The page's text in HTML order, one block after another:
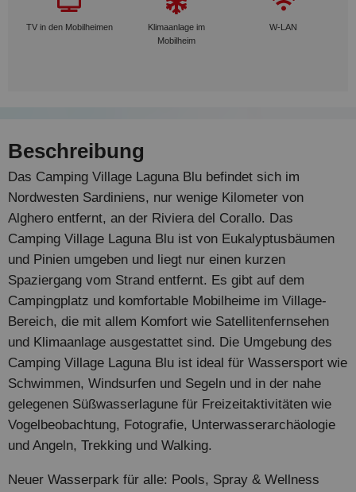
TV in den Mobilheimen
Klimaanlage im
Mobilheim
W-LAN
Beschreibung
Das Camping Village Laguna Blu befindet sich im
Nordwesten Sardiniens, nur wenige Kilometer von
Alghero entfernt, an der Riviera del Corallo. Das
Camping Village Laguna Blu ist von Eukalyptusbäumen
und Pinien umgeben und liegt nur einen kurzen
Spaziergang vom Strand entfernt. Es gibt auf dem
Campingplatz und komfortable Mobilheime im Village-
Bereich, die mit allem Komfort wie Satellitenfernsehen
und Klimaanlage ausgestattet sind. Die Umgebung des
Camping Village Laguna Blu ist ideal für Wassersport wie
Schwimmen, Windsurfen und Segeln und in der nahe
gelegenen Süßwasserlagune für Freizeitaktivitäten wie
Vogelbeobachtung, Fotografie, Unterwasserarchäologie
und Angeln, Trekking und Walking.
Neuer Wasserpark für alle: Pools, Spray & Wellness